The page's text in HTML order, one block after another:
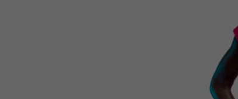
grundlegende Funktionen und sind für die einwandfreie